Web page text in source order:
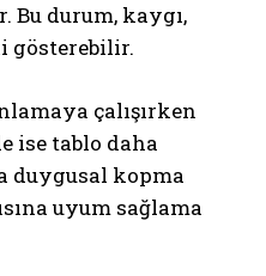
Bu durum, kaygı,
gösterebilir.
çalışırken
ise tablo daha
duygusal kopma
uyum sağlama